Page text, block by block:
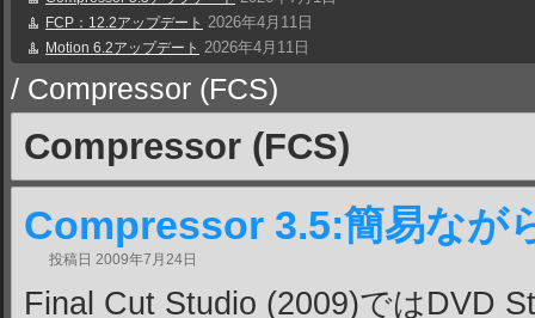
FCP：12.2アップデート 2026年4月11日
Motion 6.2アップデート 2026年4月11日
/ Compressor (FCS)
Compressor (FCS)
Compressor 3.5:簡易なが
投稿日 2009年7月24日
Final Cut Studio (2009)ではDVD